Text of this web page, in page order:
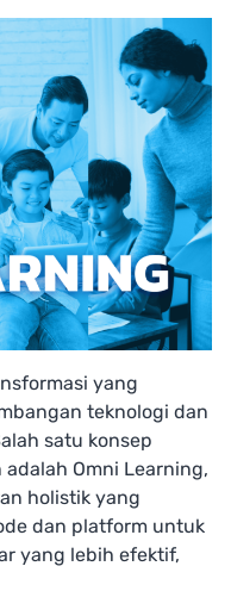
yang
teknologi dan
satu konsep
Omni Learning,
holistik yang
dan platform untuk
yang lebih efektif,